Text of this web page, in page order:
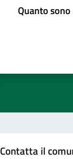
Quanto
Contatta il